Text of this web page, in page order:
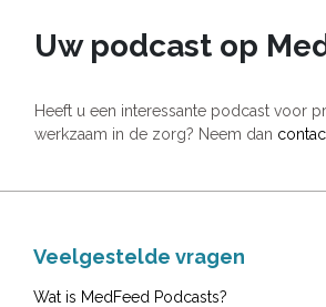
Uw podcast op
Heeft u een interessante podcast voor
werkzaam in de zorg? Neem dan
Veelgestelde vragen
Wat is MedFeed Podcasts?